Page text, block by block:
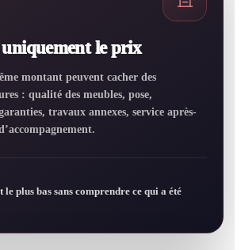
le prix
montant peuvent cacher des
: qualité des meubles, pose,
travaux annexes, service après-
plus bas sans comprendre ce qui a été